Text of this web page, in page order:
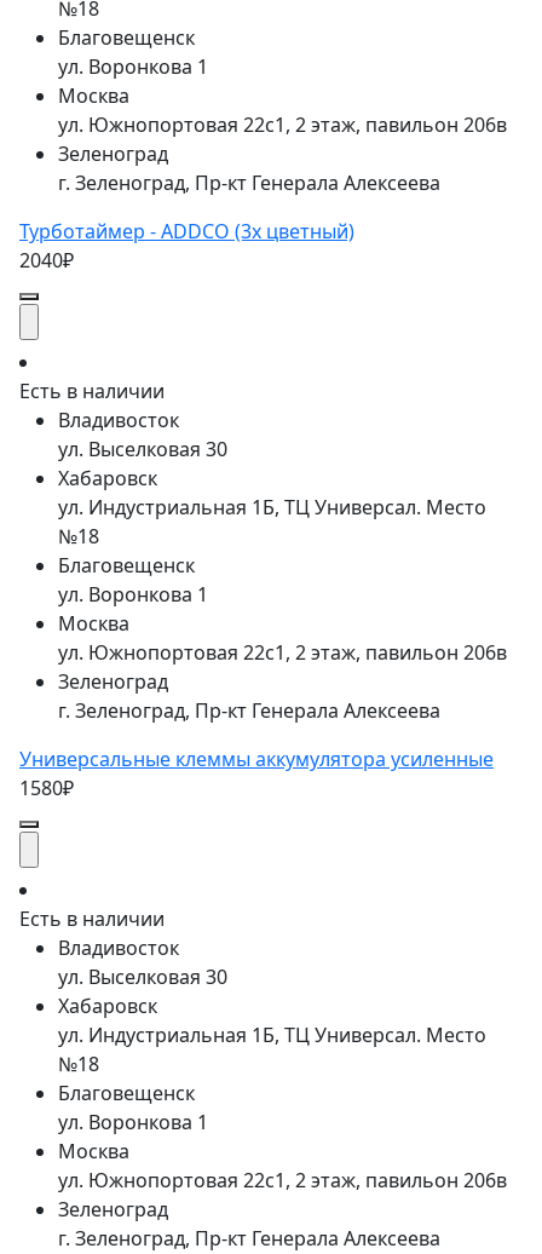
№18
Благовещенск
ул. Воронкова 1
Москва
ул. Южнопортовая 22с1, 2 этаж, павильон 206в
Зеленоград
г. Зеленоград, Пр-кт Генерала Алексеева
Турботаймер - ADDCO (3х цветный)
2040₽
Есть в наличии
Владивосток
ул. Выселковая 30
Хабаровск
ул. Индустриальная 1Б, ТЦ Универсал. Место
№18
Благовещенск
ул. Воронкова 1
Москва
ул. Южнопортовая 22с1, 2 этаж, павильон 206в
Зеленоград
г. Зеленоград, Пр-кт Генерала Алексеева
Универсальные клеммы аккумулятора усиленные
1580₽
Есть в наличии
Владивосток
ул. Выселковая 30
Хабаровск
ул. Индустриальная 1Б, ТЦ Универсал. Место
№18
Благовещенск
ул. Воронкова 1
Москва
ул. Южнопортовая 22с1, 2 этаж, павильон 206в
Зеленоград
г. Зеленоград, Пр-кт Генерала Алексеева